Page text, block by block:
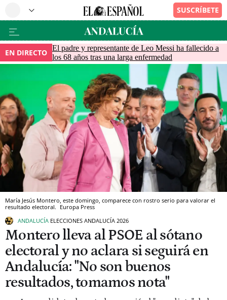
EN DIRECTO El padre y representante de Leo Messi ha fallecido a
los 68 años tras una larga enfermedad
María Jesús Montero, este domingo, comparece con rostro serio para valorar el
resultado electoral. Europa Press
ANDALUCÍA ELECCIONES ANDALUCÍA 2026
Montero lleva al PSOE al sótano
electoral y no aclara si seguirá en
Andalucía: "No son buenos
resultados, tomamos nota"